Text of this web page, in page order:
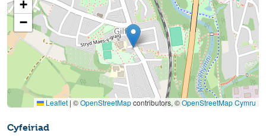
+
−
Leaflet | ©OpenStreetMapcontributors, ©OpenStreetMap Cymru
Cyfeiriad